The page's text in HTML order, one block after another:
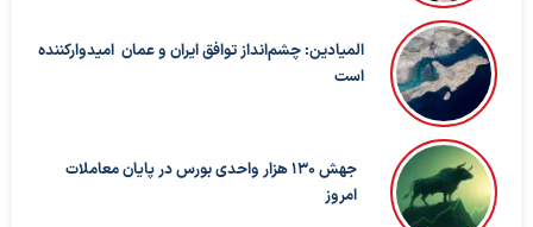
المیادین: چشم‌انداز توافق ایران و عمان امیدوارکننده
است
جهش 130 هزار واحدی بورس در پایان معاملات
امروز